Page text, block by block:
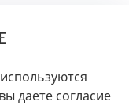
уже
даете согласие